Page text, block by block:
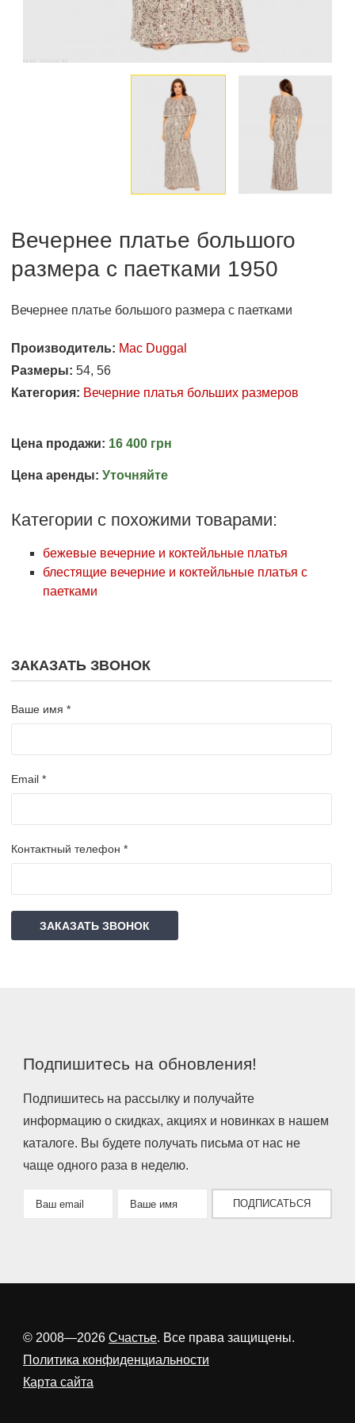
Вечернее платье большого
размера с паетками 1950
Вечернее платье большого размера с паетками
Производитель: Mac Duggal
Размеры: 54, 56
Категория: Вечерние платья больших размеров
Цена продажи: 16 400 грн
Цена аренды: Уточняйте
Категории с похожими товарами:
бежевые вечерние и коктейльные платья
блестящие вечерние и коктейльные платья с
паетками
ЗАКАЗАТЬ ЗВОНОК
Ваше имя *
Email *
Контактный телефон *
ЗАКАЗАТЬ ЗВОНОК
Подпишитесь на обновления!
Подпишитесь на рассылку и получайте
информацию о скидках, акциях и новинках в нашем
каталоге. Вы будете получать письма от нас не
чаще одного раза в неделю.
ПОДПИСАТЬСЯ
© 2008—2026 Счастье. Все права защищены.
Политика конфиденциальности
Карта сайта